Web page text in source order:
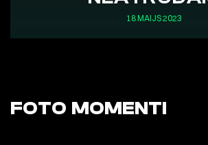
18 MAIJS 2023
FOTO MOMENTI